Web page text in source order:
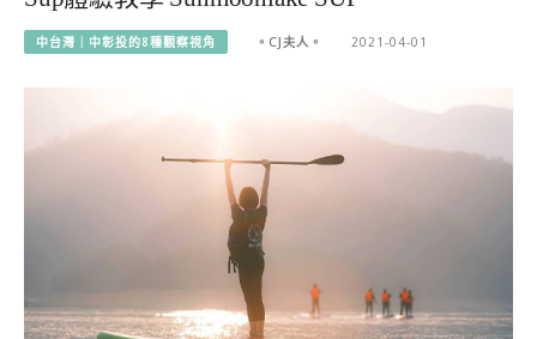
中台灣｜中彰投的8種觀察視角 。CJ夫人。 2021-04-01